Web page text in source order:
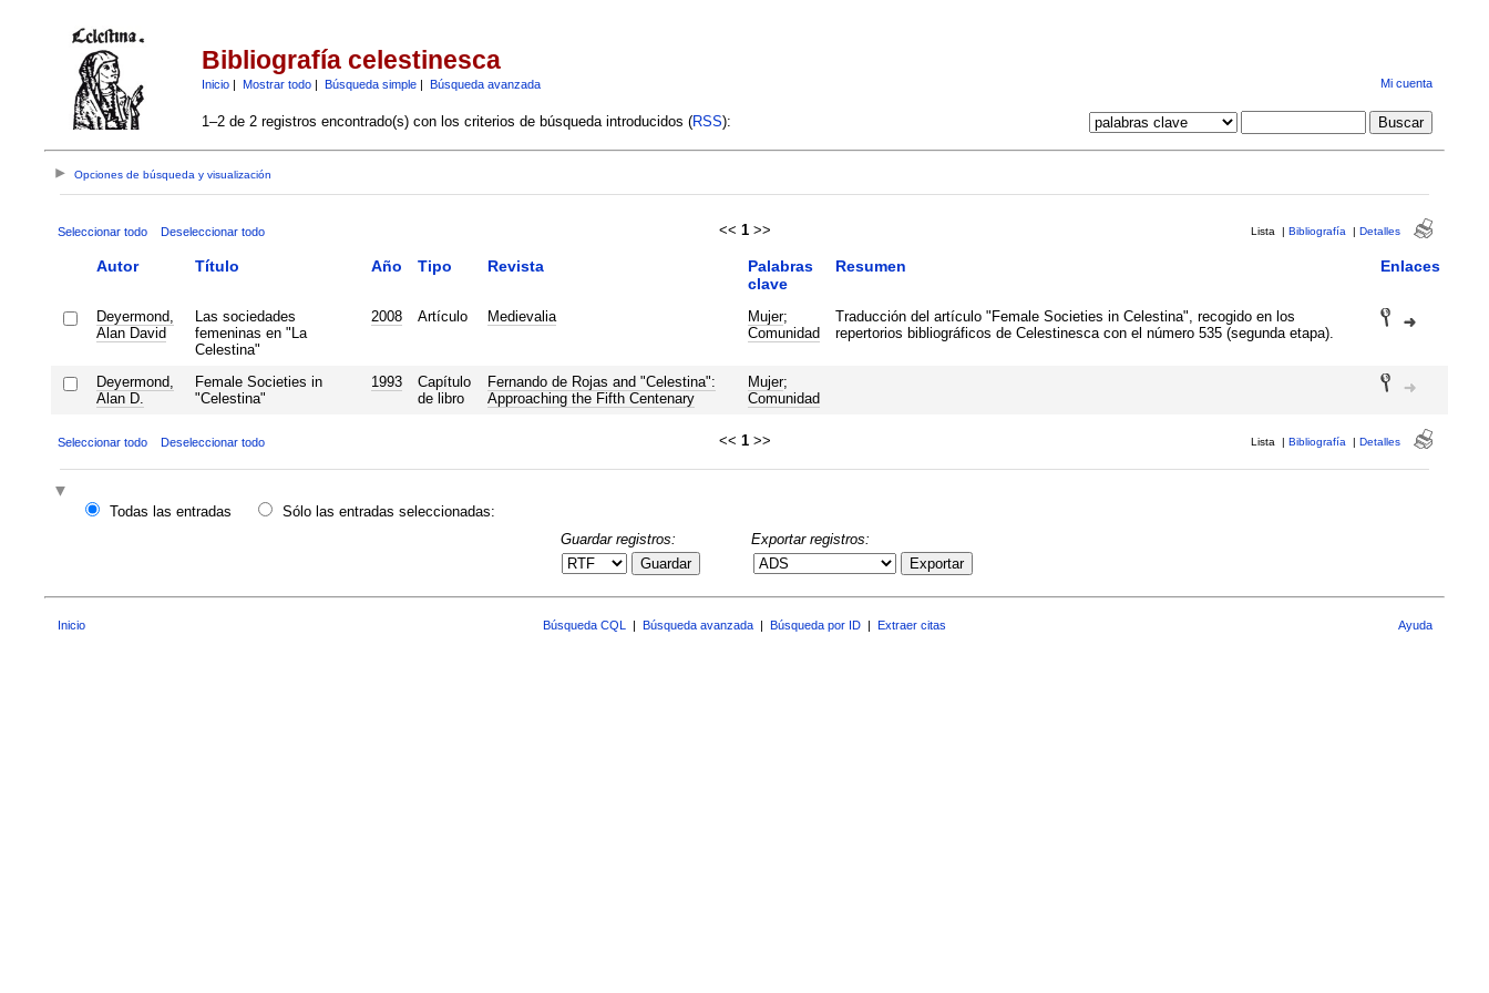
Bibliografía celestinesca
Inicio| Mostrar todo| Búsqueda simple| Búsqueda avanzada Mi cuenta
1–2 de 2 registros encontrado(s) con los criterios de búsqueda introducidos (RSS):
Opciones de búsqueda y visualización
Seleccionar todo Deseleccionar todo << 1 >> Lista | Bibliografía | Detalles
Autor Título Año Tipo Revista
Palabras
clave
Resumen Enlaces
Deyermond,
Alan David
Las sociedades
femeninas en "La
Celestina"
2008 Artículo Medievalia Mujer;
Comunidad
Traducción del artículo "Female Societies in Celestina", recogido en los
repertorios bibliográficos de Celestinesca con el número 535 (segunda etapa).
Deyermond,
Alan D.
Female Societies in
"Celestina"
1993
Capítulo
de libro
Fernando de Rojas and "Celestina":
Approaching the Fifth Centenary
Mujer;
Comunidad
Seleccionar todo Deseleccionar todo << 1 >> Lista | Bibliografía | Detalles
Todas las entradas
Sólo las entradas seleccionadas:
Guardar registros:
Guardar
Exportar registros:
Exportar
Inicio Búsqueda CQL Búsqueda avanzada Búsqueda por ID Extraer citas Ayuda